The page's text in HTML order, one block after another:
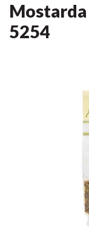
Mostarda
5254